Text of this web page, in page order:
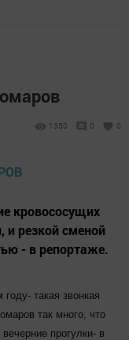
1350 0 0
кровососущих
резкой сменой
- в репортаже.
такая звонкая
так много, что
прогулки- в